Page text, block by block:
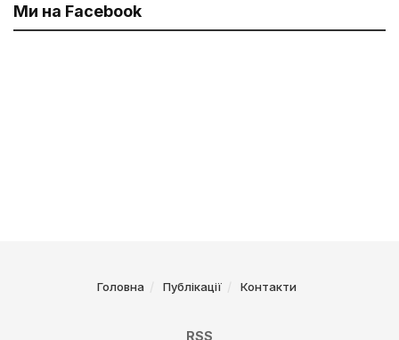
Ми на Facebook
Головна Публікації Контакти
RSS